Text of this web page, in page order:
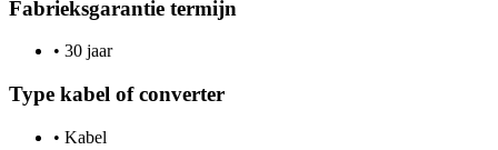
Fabrieksgarantie termijn
• 30 jaar
Type kabel of converter
• Kabel